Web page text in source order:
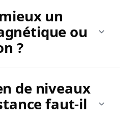
un
ou
?
de niveaux
faut-il